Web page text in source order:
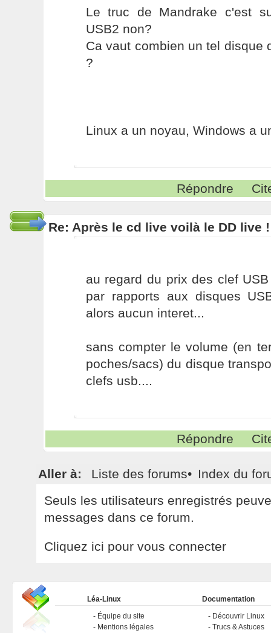
Le truc de Mandrake c'est
USB2 non?
Ca vaut combien un tel disque
?
Linux a un noyau, Windows a
Répondre
Re: Après le cd live voilà le DD live !
au regard du prix des clef
par rapports aux disques
alors aucun interet...
sans compter le volume (en
poches/sacs) du disque
clefs usb....
Répondre
Aller à: Liste des forums• Index du
Seuls les utilisateurs enregistrés
messages dans ce forum.
Cliquez ici pour vous connecter
Léa-Linux
Équipe du site
Mentions légales
Documentation
Découvrir Linux
Trucs & Astuces